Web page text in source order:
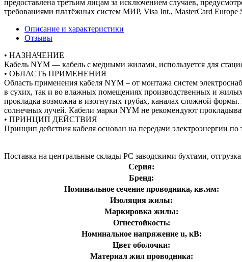
предоставлена третьим лицам за исключением случаев,
требованиями платёжных систем МИР, Visa Int., MasterCard Europe
Описание и характеристики
Отзывы
• НАЗНАЧЕНИЕ
Кабель NYM — кабель с медными жилами, используется для
• ОБЛАСТЬ ПРИМЕНЕНИЯ
Область применения кабеля NYM – от монтажа систем
в сухих, так и во влажных помещениях производственных и
прокладка возможна в изогнутых трубах, каналах сложной
солнечных лучей. Кабели марки NYM не рекомендуют
• ПРИНЦИП ДЕЙСТВИЯ
Принцип действия кабеля основан на передачи электроэнергии
Поставка на центральные склады РС заводскими бухтами,
Серия:
Бренд:
Номинальное сечение проводника, кв.мм:
Изоляция жилы:
Маркировка жилы:
Огнестойкость:
Номинальное напряжение u, кВ:
Цвет оболочки:
Материал жил проводника: